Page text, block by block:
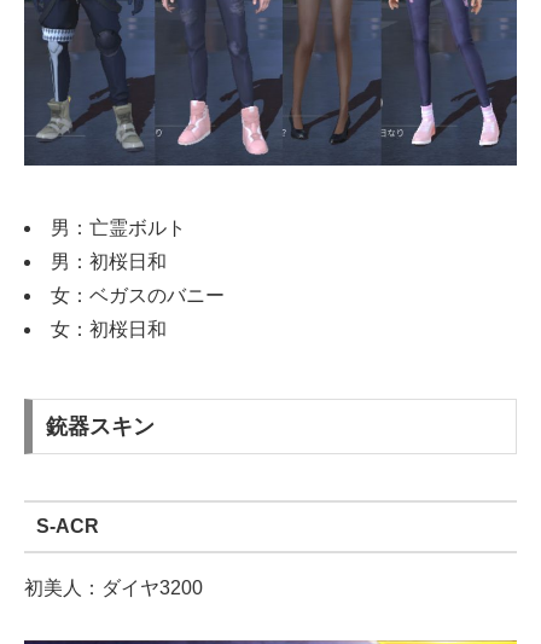
男：亡霊ボルト
男：初桜日和
女：ベガスのバニー
女：初桜日和
銃器スキン
S-ACR
初美人：ダイヤ3200